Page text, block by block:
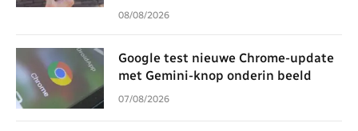
08/08/2026
Google test nieuwe Chrome-update
met Gemini-knop onderin beeld
07/08/2026